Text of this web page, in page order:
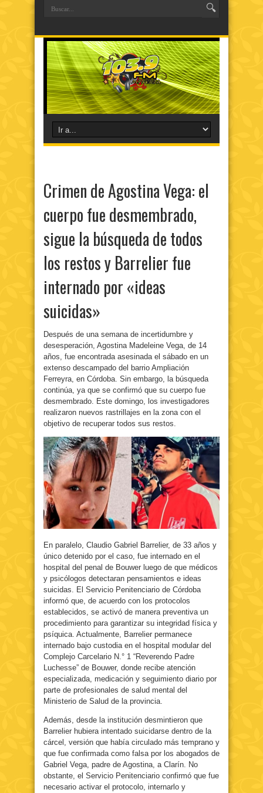
Crimen de Agostina Vega: el
cuerpo fue desmembrado,
sigue la búsqueda de todos
los restos y Barrelier fue
internado por «ideas
suicidas»
Después de una semana de incertidumbre y
desesperación, Agostina Madeleine Vega, de 14
años, fue encontrada asesinada el sábado en un
extenso descampado del barrio Ampliación
Ferreyra, en Córdoba. Sin embargo, la búsqueda
continúa, ya que se confirmó que su cuerpo fue
desmembrado. Este domingo, los investigadores
realizaron nuevos rastrillajes en la zona con el
objetivo de recuperar todos sus restos.
En paralelo, Claudio Gabriel Barrelier, de 33 años y
único detenido por el caso, fue internado en el
hospital del penal de Bouwer luego de que médicos
y psicólogos detectaran pensamientos e ideas
suicidas. El Servicio Penitenciario de Córdoba
informó que, de acuerdo con los protocolos
establecidos, se activó de manera preventiva un
procedimiento para garantizar su integridad física y
psíquica. Actualmente, Barrelier permanece
internado bajo custodia en el hospital modular del
Complejo Carcelario N.° 1 “Reverendo Padre
Luchesse” de Bouwer, donde recibe atención
especializada, medicación y seguimiento diario por
parte de profesionales de salud mental del
Ministerio de Salud de la provincia.
Además, desde la institución desmintieron que
Barrelier hubiera intentado suicidarse dentro de la
cárcel, versión que había circulado más temprano y
que fue confirmada como falsa por los abogados de
Gabriel Vega, padre de Agostina, a Clarín. No
obstante, el Servicio Penitenciario confirmó que fue
necesario activar el protocolo, internarlo y